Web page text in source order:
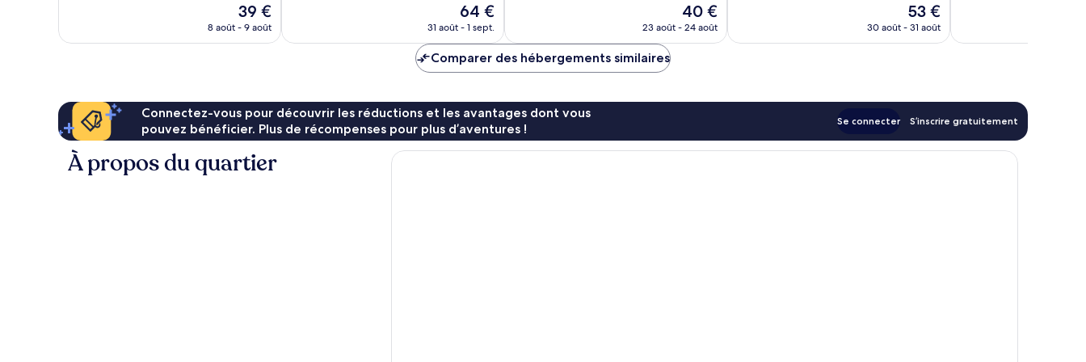
Le
nouveau
39 €
8 août - 9 août
Le
nouveau
de
64 €
31 août - 1 sept.
Le
nouveau
40 €
23 août - 24 août
597 avis
Le
nouveau
53 €
30 août - 31 août
Comparer des hébergements similaires
Connectez-vous pour découvrir les réductions et les avantages dont vous
pouvez bénéficier. Plus de récompenses pour plus d’aventures !
Se connecter S’inscrire gratuitement
À propos du quartier